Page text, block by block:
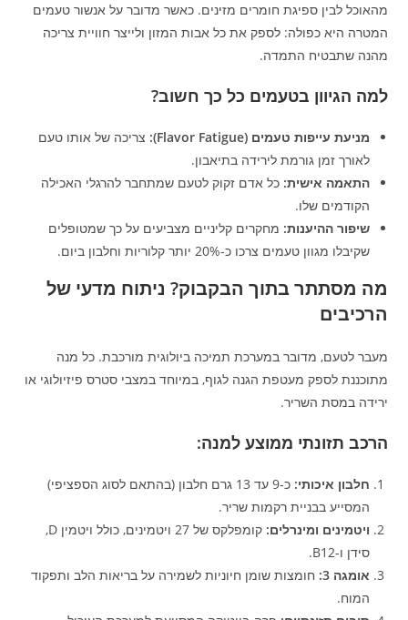
מהאוכל לבין ספיגת חומרים מזינים. כאשר מדובר על אנשור טעמים
המטרה היא כפולה: לספק את כל אבות המזון ולייצר חוויית צריכה
מהנה שתבטיח התמדה.
למה הגיוון בטעמים כל כך חשוב?
מניעת עייפות טעמים (Flavor Fatigue):
צריכה של אותו טעם
לאורך זמן גורמת לירידה בתיאבון.
התאמה אישית: כל אדם זקוק לטעם שמתחבר להרגלי האכילה
הקודמים שלו.
שיפור ההיענות: מחקרים קליניים מצביעים על כך שמטופלים
שקיבלו מגוון טעמים צרכו כ-20% יותר קלוריות וחלבון ביום.
מה מסתתר בתוך הבקבוק? ניתוח מדעי של
הרכיבים
מעבר לטעם, מדובר במערכת תמיכה ביולוגית מורכבת. כל מנה
מתוכננת לספק מעטפת הגנה לגוף, במיוחד במצבי סטרס פיזיולוגי או
ירידה במסת השריר.
הרכב תזונתי ממוצע למנה:
חלבון איכותי:
כ-9 עד 13 גרם חלבון (בהתאם לסוג הספציפי)
המסייע בבניית רקמות שריר.
ויטמינים ומינרלים:
קומפלקס של 27 ויטמינים, כולל ויטמין D,
סידן ו-B12.
אומגה 3:
חומצות שומן חיוניות לשמירה על בריאות הלב ותפקוד
המוח.